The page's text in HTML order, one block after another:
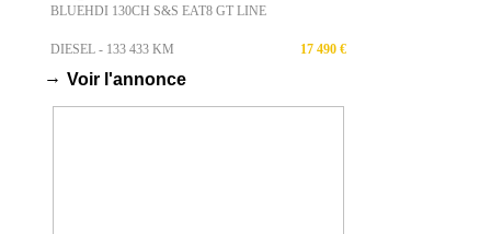
BLUEHDI 130CH S&S EAT8 GT LINE
DIESEL - 133 433 KM 17 490 €
→ Voir l'annonce